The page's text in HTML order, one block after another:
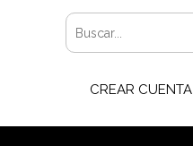
CREAR CUENTA